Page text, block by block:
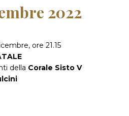
2022
ore 21.15
della Corale Sisto V